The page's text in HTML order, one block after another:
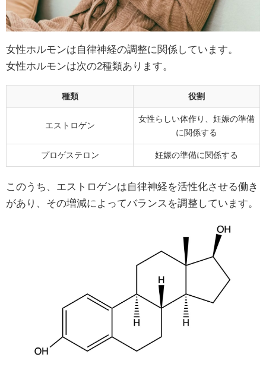
女性ホルモンは自律神経の調整に関係しています。
女性ホルモンは次の2種類あります。
種類 役割
エストロゲン
女性らしい体作り、妊娠の準備
に関係する
プロゲステロン 妊娠の準備に関係する
このうち、エストロゲンは自律神経を活性化させる働き
があり、その増減によってバランスを調整しています。